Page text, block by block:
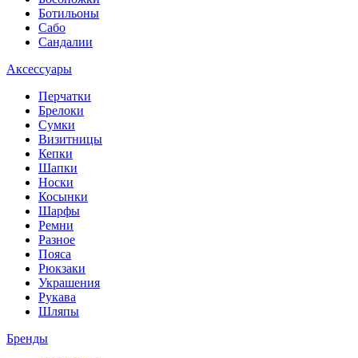
Ботильоны
Сабо
Сандалии
Аксессуары
Перчатки
Брелоки
Сумки
Визитницы
Кепки
Шапки
Носки
Косынки
Шарфы
Ремни
Разное
Пояса
Рюкзаки
Украшения
Рукава
Шляпы
Бренды